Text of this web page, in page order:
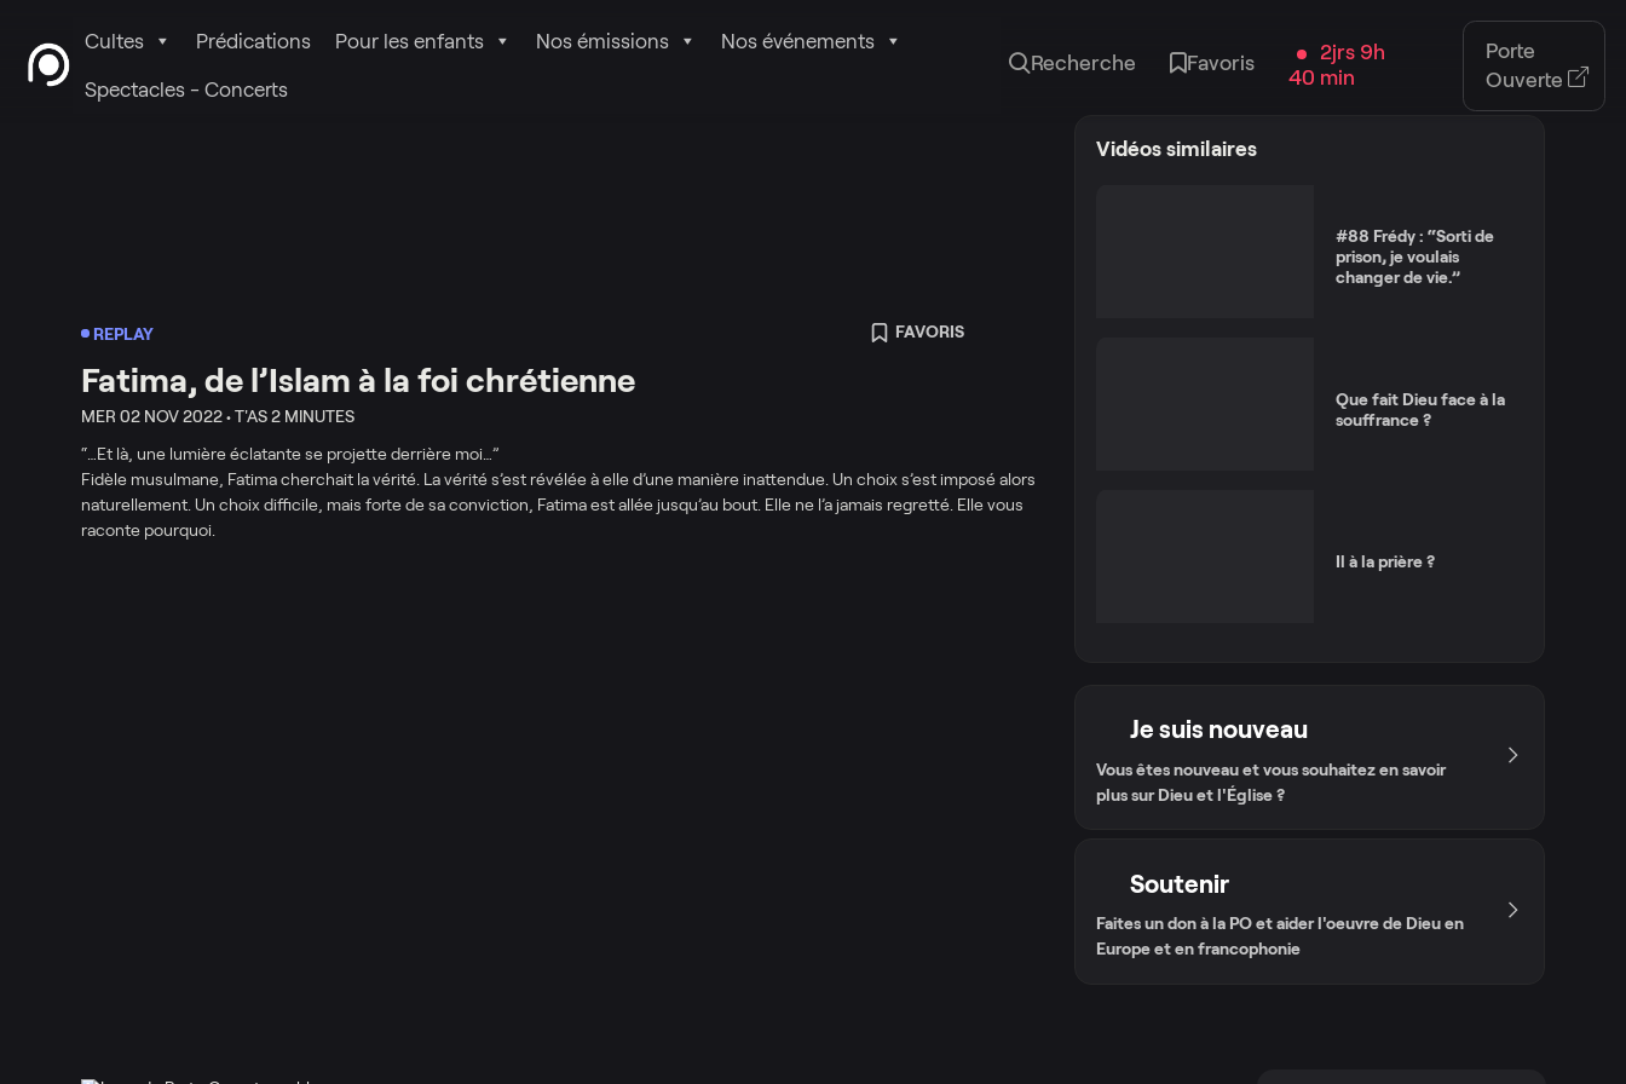
Cultes Prédications Pour les enfants Nos émissions Nos événements
Spectacles - Concerts
Recherche Favoris
2jrs 9h
40 min
Porte
Ouverte
REPLAY FAVORIS
Fatima, de l’Islam à la foi chrétienne
MER 02 NOV 2022 • T'AS 2 MINUTES
“…Et là, une lumière éclatante se projette derrière moi…”
Fidèle musulmane, Fatima cherchait la vérité. La vérité s’est révélée à elle d’une manière inattendue. Un choix s’est imposé alors
naturellement. Un choix difficile, mais forte de sa conviction, Fatima est allée jusqu’au bout. Elle ne l’a jamais regretté. Elle vous
raconte pourquoi.
Vidéos similaires
#88 Frédy : “Sorti de
prison, je voulais
changer de vie.”
Que fait Dieu face à la
souffrance ?
Il à la prière ?
Je suis nouveau
Vous êtes nouveau et vous souhaitez en savoir
plus sur Dieu et l'Église ?
Soutenir
Faites un don à la PO et aider l'oeuvre de Dieu en
Europe et en francophonie